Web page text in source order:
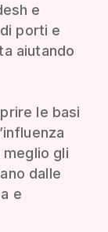
e
porti e
aiutando
le basi
gli
dalle
e